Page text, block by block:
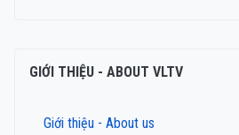
GIỚI THIỆU - ABOUT VLTV
Giới thiệu - About us